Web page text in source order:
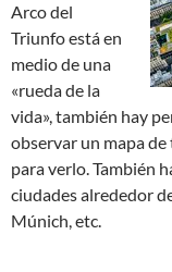
Arco del
Triunfo está en
medio de una
«rueda de la
vida», también hay
observar un mapa
para verlo. También
ciudades alrededor
Múnich, etc.